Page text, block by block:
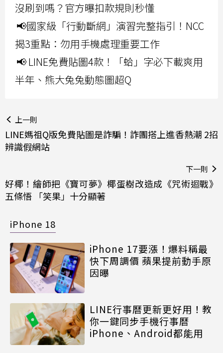
沒刷到嗎？官方曝扣款規則秒懂
📢國家級「行動斷網」演習完整指引！NCC
揭3重點：勿用手機處理重要工作
📢 LINE免費貼圖4款！「蛤」字必下載爽用
半年、熊大兔兔動態圖超Q
上一則
LINE媽祖Q版免費貼圖是詐騙！詐團搭上進香熱潮 2招
辨識假網站
下一則
好椰！繪師把《寶可夢》椰蛋樹改造成《咒術迴戰》
五條悟 「笑果」十分顯著
iPhone 18
iPhone 17要漲！爆料稱最
快下周調價 蘋果提前動手原
因曝
LINE行事曆更新更好用！教
你一鍵同步手機行事曆
iPhone、Android都能用